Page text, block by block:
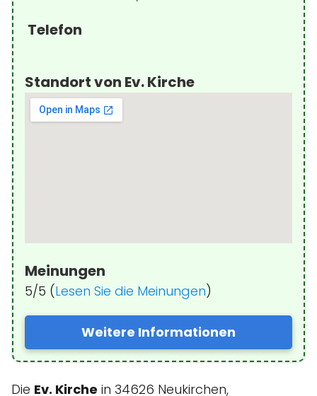
Telefon
Standort von Ev. Kirche
Meinungen
5/5 (Lesen Sie die Meinungen)
Weitere Informationen
Die Ev. Kirche in 34626 Neukirchen,